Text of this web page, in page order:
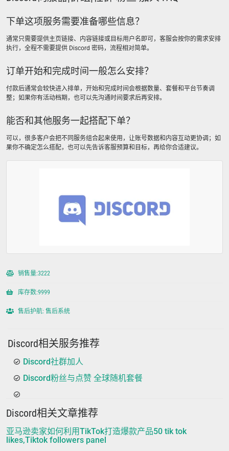
下单这项服务需要准备哪些信息？
通常只需要提供主页链接、内容链接或目标用户名即可，客服会按你的需求安排
执行，全程不需要提供 Discord 密码，流程相对简单。
订单开始和完成时间一般怎么安排？
付款后通常会较快进入排单，开始和完成时间会根据数量、套餐和平台节奏调
整；如果你有活动档期，也可以先沟通时间要求后再安排。
能否和其他服务一起搭配下单？
可以，很多客户会把不同服务组合起来使用，让账号数据和内容互动更协调；如
果你不确定怎么搭配，也可以先告诉客服预算和目标，再给你合适建议。
销售量:3222
库存数:9999
售后护航: 售后系统
Discord相关服务推荐
Discord社群加人
Discord粉丝与点赞 全球随机套餐
Discord相关文章推荐
亚马逊卖家如何利用TikTok打造爆款产品50 tik tok
likes,Tiktok followers panel